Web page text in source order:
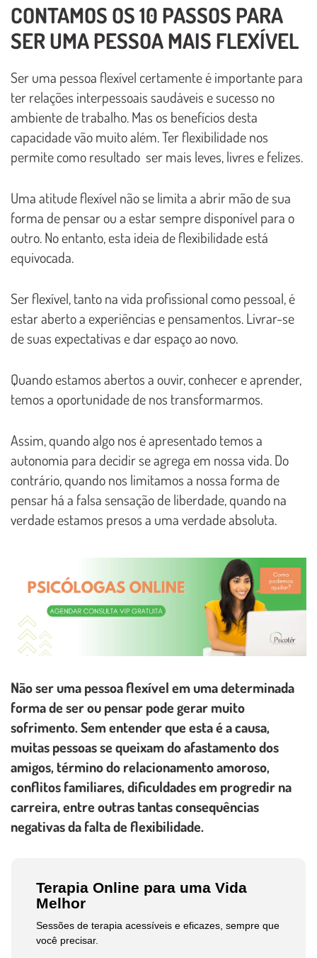
CONTAMOS OS 10 PASSOS PARA
SER UMA PESSOA MAIS FLEXÍVEL
Ser uma pessoa flexível certamente é importante para
ter relações interpessoais saudáveis e sucesso no
ambiente de trabalho. Mas os benefícios desta
capacidade vão muito além. Ter flexibilidade nos
permite como resultado ser mais leves, livres e felizes.
Uma atitude flexível não se limita a abrir mão de sua
forma de pensar ou a estar sempre disponível para o
outro. No entanto, esta ideia de flexibilidade está
equivocada.
Ser flexível, tanto na vida profissional como pessoal, é
estar aberto a experiências e pensamentos. Livrar-se
de suas expectativas e dar espaço ao novo.
Quando estamos abertos a ouvir, conhecer e aprender,
temos a oportunidade de nos transformarmos.
Assim, quando algo nos é apresentado temos a
autonomia para decidir se agrega em nossa vida. Do
contrário, quando nos limitamos a nossa forma de
pensar há a falsa sensação de liberdade, quando na
verdade estamos presos a uma verdade absoluta.
Não ser uma pessoa flexível em uma determinada
forma de ser ou pensar pode gerar muito
sofrimento. Sem entender que esta é a causa,
muitas pessoas se queixam do afastamento dos
amigos, término do relacionamento amoroso,
conflitos familiares, dificuldades em progredir na
carreira, entre outras tantas consequências
negativas da falta de flexibilidade.
Terapia Online para uma Vida
Melhor
Sessões de terapia acessíveis e eficazes, sempre que
você precisar.